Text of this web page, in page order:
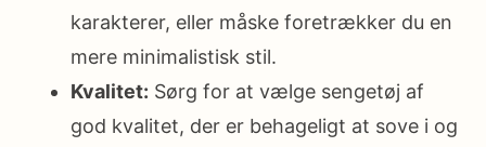
karakterer, eller måske foretrækker du en
mere minimalistisk stil.
Kvalitet: Sørg for at vælge sengetøj af
god kvalitet, der er behageligt at sove i og